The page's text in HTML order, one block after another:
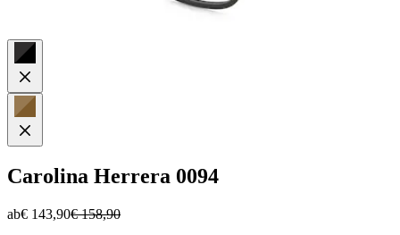
Carolina Herrera 0094
ab€ 143,90€ 158,90